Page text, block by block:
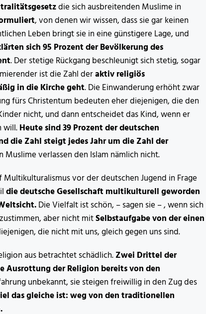
die sich ausbreitenden Muslime in
, von denen wir wissen, dass sie gar keinen
Leben bringt sie in eine günstigere Lage, und
sich 95 Prozent der Bevölkerung des
. Der stetige Rückgang beschleunigt sich stetig, sogar
ist die Zahl deraktiv religiös
in die Kirche geht. Die Einwanderung erhöht zwar
fürs Christentum bedeuten eher diejenigen, die den
nicht, und dann entscheidet das Kind, wenn er
will.Heute sind 39 Prozent der deutschen
die Zahl steigt jedes Jahr um die Zahl der
Muslime verlassen den Islam nämlich nicht.
Multikulturalismus vor der deutschen Jugend in Frage
die deutsche Gesellschaft multikulturell geworden
Die Vielfalt ist schön, – sagen sie – , wenn sich
aber nicht mitSelbstaufgabe von der einen
die nicht mit uns, gleich gegen uns sind.
aus betrachtet schädlich.Zwei Drittel der
Ausrottung der Religion bereits von den
unbekannt, sie steigen freiwillig in den Zug des
das gleiche ist: weg von den traditionellen